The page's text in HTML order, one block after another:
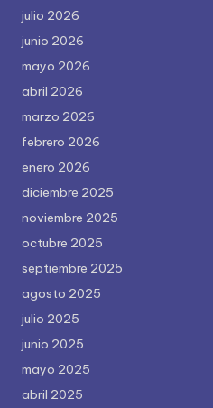
julio 2026
junio 2026
mayo 2026
abril 2026
marzo 2026
febrero 2026
enero 2026
diciembre 2025
noviembre 2025
octubre 2025
septiembre 2025
agosto 2025
julio 2025
junio 2025
mayo 2025
abril 2025